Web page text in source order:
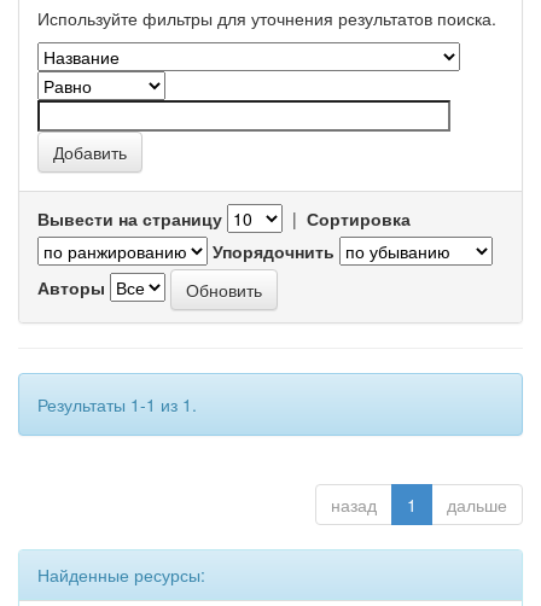
Используйте фильтры для уточнения результатов поиска.
Вывести на страницу | Сортировка
Упорядочнить
Авторы
Результаты 1-1 из 1.
назад 1 дальше
Найденные ресурсы: